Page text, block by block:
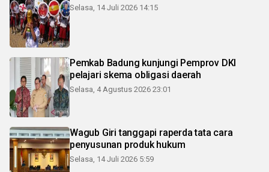
Selasa, 14 Juli 2026 14:15
Pemkab Badung kunjungi Pemprov DKI
pelajari skema obligasi daerah
Selasa, 4 Agustus 2026 23:01
Wagub Giri tanggapi raperda tata cara
penyusunan produk hukum
Selasa, 14 Juli 2026 5:59